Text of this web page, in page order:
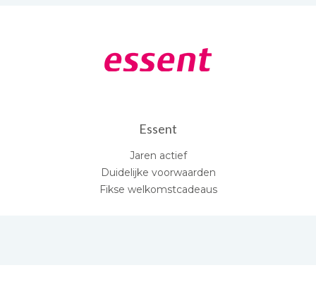
Essent
Jaren actief
Duidelijke voorwaarden
Fikse welkomstcadeaus